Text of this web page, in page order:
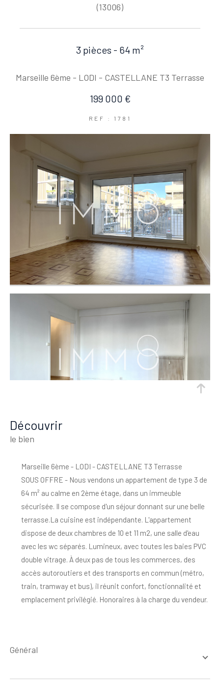
(13006)
3 pièces - 64 m²
Marseille 6ème - LODI - CASTELLANE T3 Terrasse
199 000 €
REF : 1781
découvrir
le bien
Marseille 6ème - LODI - CASTELLANE T3 Terrasse
SOUS OFFRE - Nous vendons un appartement de type 3 de
64 m² au calme en 2ème étage, dans un immeuble
sécurisée. Il se compose d'un séjour donnant sur une belle
terrasse.La cuisine est indépendante. L'appartement
dispose de deux chambres de 10 et 11 m2, une salle d'eau
avec les wc séparés. Lumineux, avec toutes les baies PVC
double vitrage. À deux pas de tous les commerces, des
accès autoroutiers et des transports en commun (métro,
train, tramway et bus), il réunit confort, fonctionnalité et
emplacement privilégié. Honoraires à la charge du vendeur.
général